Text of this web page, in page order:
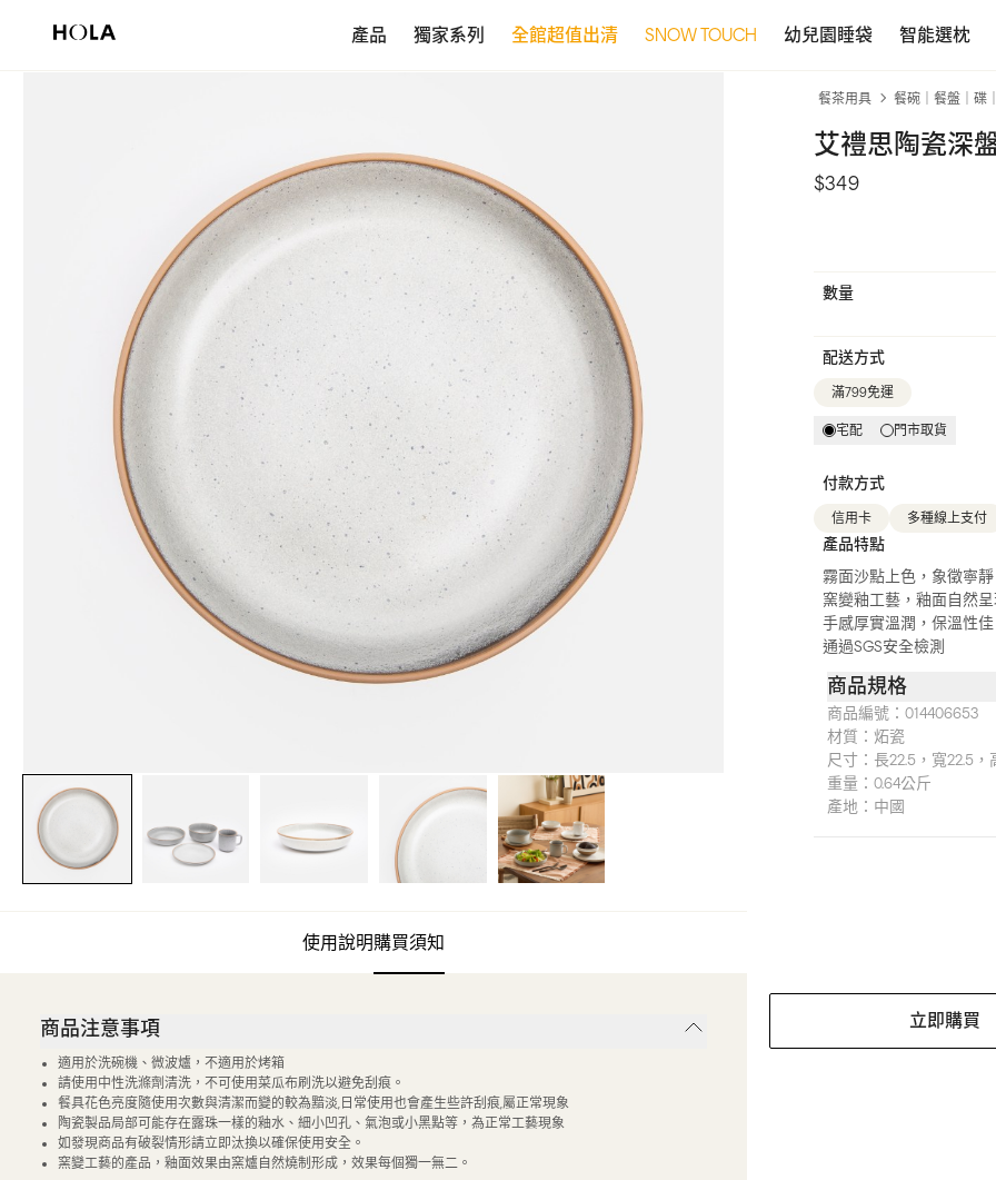
產品 獨家系列 全館超值出清 SNOW TOUCH 幼兒園睡袋 智能選枕
使用說明購買須知
商品注意事項
適用於洗碗機、微波爐，不適用於烤箱
請使用中性洗滌劑清洗，不可使用菜瓜布刷洗以避免刮痕。
餐具花色亮度隨使用次數與清潔而變的較為黯淡,日常使用也會產生些許刮痕,屬正常現象
陶瓷製品局部可能存在露珠一樣的釉水、細小凹孔、氣泡或小黑點等，為正常工藝現象
如發現商品有破裂情形請立即汰換以確保使用安全。
窯變工藝的產品，釉面效果由窯爐自然燒制形成，效果每個獨一無二。
餐茶用具 餐碗｜餐盤｜碟
艾禮思陶瓷深
$349
數量
配送方式
滿799免運
宅配 門市取貨
付款方式
信用卡 多種線上支付
產品特點
霧面沙點上色，象徵寧
窯變釉工藝，釉面自然
手感厚實溫潤，保溫性
通過SGS安全檢測
商品規格
商品編號： 014406653
材質： 炻瓷
尺寸： 長22.5，寬22.5，
重量： 0.64公斤
產地： 中國
立即購買